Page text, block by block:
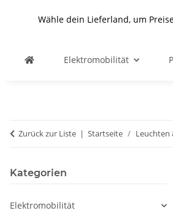
Wähle dein Lieferland, um
Elektromobilität
Zurück zur Liste Startseite Leuchten
Kategorien
Elektromobilität